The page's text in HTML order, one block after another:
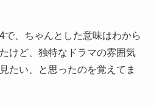
で、ちゃんとした意味はわから
けど、独特なドラマの雰囲気
たい、と思ったのを覚えてま